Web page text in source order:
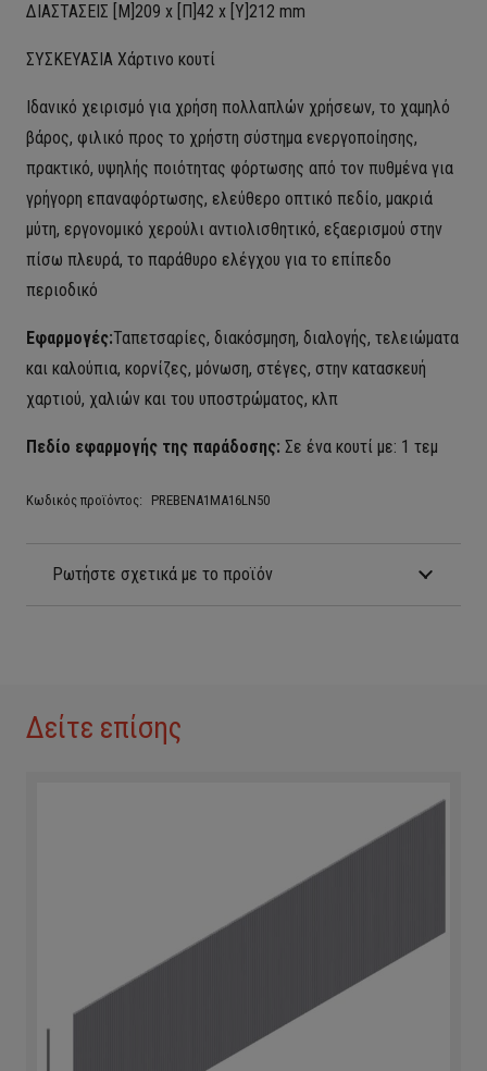
ΔΙΑΣΤΑΣΕΙΣ [Μ]209 x [Π]42 x [Υ]212 mm
ΣΥΣΚΕΥΑΣΙΑ Χάρτινο κουτί
Ιδανικό χειρισμό για χρήση πολλαπλών χρήσεων, το χαμηλό
βάρος, φιλικό προς το χρήστη σύστημα ενεργοποίησης,
πρακτικό, υψηλής ποιότητας φόρτωσης από τον πυθμένα για
γρήγορη επαναφόρτωσης, ελεύθερο οπτικό πεδίο, μακριά
μύτη, εργονομικό χερούλι αντιολισθητικό, εξαερισμού στην
πίσω πλευρά, το παράθυρο ελέγχου για το επίπεδο
περιοδικό
Εφαρμογές:Ταπετσαρίες, διακόσμηση, διαλογής, τελειώματα
και καλούπια, κορνίζες, μόνωση, στέγες, στην κατασκευή
χαρτιού, χαλιών και του υποστρώματος, κλπ
Πεδίο εφαρμογής της παράδοσης: Σε ένα κουτί με: 1 τεμ
Κωδικός προϊόντος: PREBENA1MA16LN50
Ρωτήστε σχετικά με το προϊόν
Δείτε επίσης